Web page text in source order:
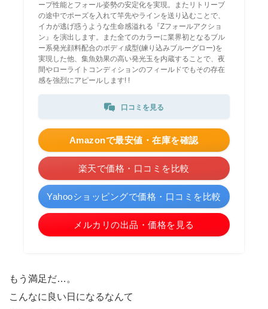
ープ性能とフォール姿勢の安定化を実現。またリトリーブ
の途中でポーズを入れて竿先やラインを送り込むことで、
イカが逃げ惑うような生命感溢れる『Zフォールアクショ
ン』を演出します。また全てのカラーに業界初となるブル
ー系発光顔料配合のボディ成型(練り込みブルーグロー)を
実現した他、集魚効果の高い発光玉を内蔵することで、夜
間やローライトコンディションのフィールドでもその存在
感を強烈にアピールします! !
口コミを見る
Amazonで最安値・在庫を確認
楽天で価格・口コミを比較
Yahooショッピングで価格・口コミを比較
メルカリの出品・価格を見る
もう満足だ…。
こんなに良い日になるなんて